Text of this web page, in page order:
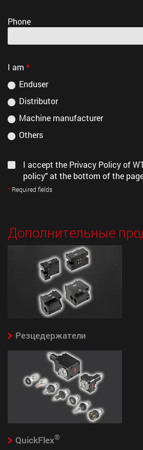
Phone
I am *
Enduser
Distributor
Machine manufacturer
Others
I accept the Privacy Policy of
policy" at the bottom of the
Required fields
Дополнительные
Резцедержатели
QuickFlex®